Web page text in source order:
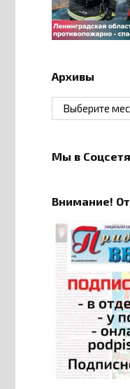
Архивы
Архивы
Мы в
Внимание!